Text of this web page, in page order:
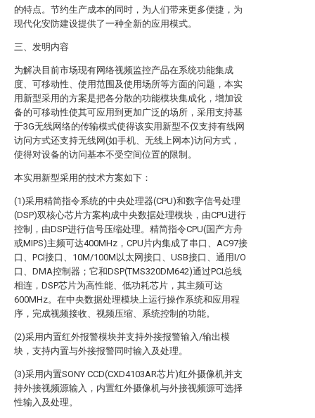
的特点。节约生产成本的同时，为人们带来更多便捷，为
现代化安防建设提供了一种全新的应用模式。
三、发明内容
为解决目前市场现有网络视频监控产品在系统功能集成
度、可移动性、使用范围及使用场所等方面的问题，本实
用新型采用的方案是把各分散的功能模块集成化，增加设
备的可移动性使其可应用到更加广泛的场所，采用支持基
于3G无线网络的传输模式使得该实用新型不仅支持有线网
访问方式还支持无线网(如手机、无线上网本)访问方式，
使得对设备的访问基本不受空间位置的限制。
本实用新型采用的技术方案如下：
(1)采用精简指令系统的中央处理器(CPU)和数字信号处理
(DSP)双核心芯片方案构成中央数据处理模块，由CPU进行
控制，由DSP进行信号压缩处理。精简指令CPU(国产方舟
或MIPS)主频可达400MHz，CPU片内集成了串口、AC97接
口、PCI接口、10M/100M以太网接口、USB接口、通用I/O
口、DMA控制器；它和DSP(TMS320DM642)通过PCI总线
相连，DSP芯片为高性能、低功耗芯片，其主频可达
600MHz。在中央数据处理模块上运行操作系统和应用程
序，完成视频接收、视频压缩、系统控制的功能。
(2)采用内置红外报警模块并支持外接报警输入/输出模
块，支持内置与外接报警同时输入及处理。
(3)采用内置SONY CCD(CXD4103AR芯片)红外摄像机并支
持外接视频源输入，内置红外摄像机与外接视频源可选择
性输入及处理。